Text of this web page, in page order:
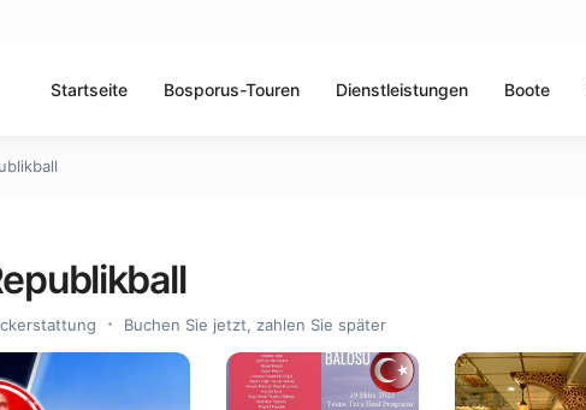
Startseite Bosporus-Touren Dienstleistungen Boote
Buchen Sie jetzt, zahlen Sie später